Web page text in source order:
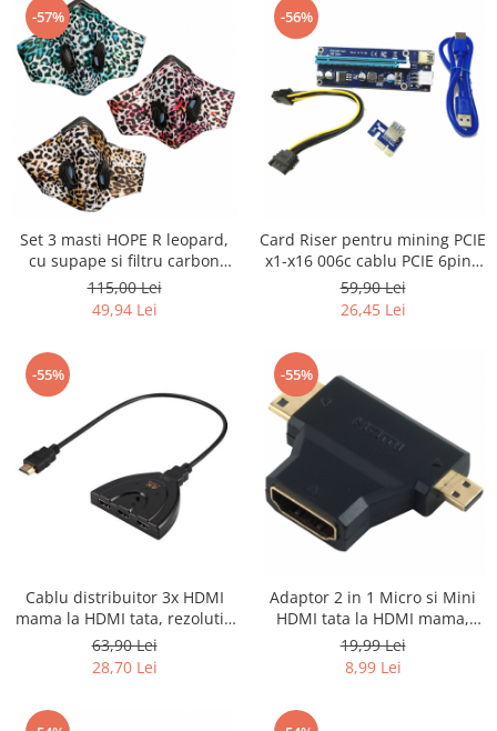
-57%
Set 3 masti HOPE R leopard,
cu supape si filtru carbon
activ antipoluare,
reutilizabile, pentru alergat,
bicicleta, trotineta
115,00 Lei
49,94 Lei
-56%
Card Riser pentru mining PCIE
x1-x16 006c cablu PCIE 6pin -
SATA cablu USB3.0 60cm
HOPE R
59,90 Lei
26,45 Lei
-55%
Cablu distribuitor 3x HDMI
mama la HDMI tata, rezolutie
4K, HOPE R
63,90 Lei
28,70 Lei
-55%
Adaptor 2 in 1 Micro si Mini
HDMI tata la HDMI mama,
HOPE R
19,99 Lei
8,99 Lei